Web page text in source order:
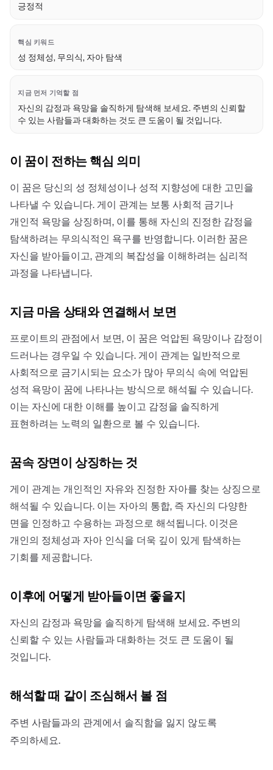
긍정적
핵심 키워드
성 정체성, 무의식, 자아 탐색
지금 먼저 기억할 점
자신의 감정과 욕망을 솔직하게 탐색해 보세요. 주변의 신뢰할
수 있는 사람들과 대화하는 것도 큰 도움이 될 것입니다.
이 꿈이 전하는 핵심 의미
이 꿈은 당신의 성 정체성이나 성적 지향성에 대한 고민을
나타낼 수 있습니다. 게이 관계는 보통 사회적 금기나
개인적 욕망을 상징하며, 이를 통해 자신의 진정한 감정을
탐색하려는 무의식적인 욕구를 반영합니다. 이러한 꿈은
자신을 받아들이고, 관계의 복잡성을 이해하려는 심리적
과정을 나타냅니다.
지금 마음 상태와 연결해서 보면
프로이트의 관점에서 보면, 이 꿈은 억압된 욕망이나 감정이
드러나는 경우일 수 있습니다. 게이 관계는 일반적으로
사회적으로 금기시되는 요소가 많아 무의식 속에 억압된
성적 욕망이 꿈에 나타나는 방식으로 해석될 수 있습니다.
이는 자신에 대한 이해를 높이고 감정을 솔직하게
표현하려는 노력의 일환으로 볼 수 있습니다.
꿈속 장면이 상징하는 것
게이 관계는 개인적인 자유와 진정한 자아를 찾는 상징으로
해석될 수 있습니다. 이는 자아의 통합, 즉 자신의 다양한
면을 인정하고 수용하는 과정으로 해석됩니다. 이것은
개인의 정체성과 자아 인식을 더욱 깊이 있게 탐색하는
기회를 제공합니다.
이후에 어떻게 받아들이면 좋을지
자신의 감정과 욕망을 솔직하게 탐색해 보세요. 주변의
신뢰할 수 있는 사람들과 대화하는 것도 큰 도움이 될
것입니다.
해석할 때 같이 조심해서 볼 점
주변 사람들과의 관계에서 솔직함을 잃지 않도록
주의하세요.